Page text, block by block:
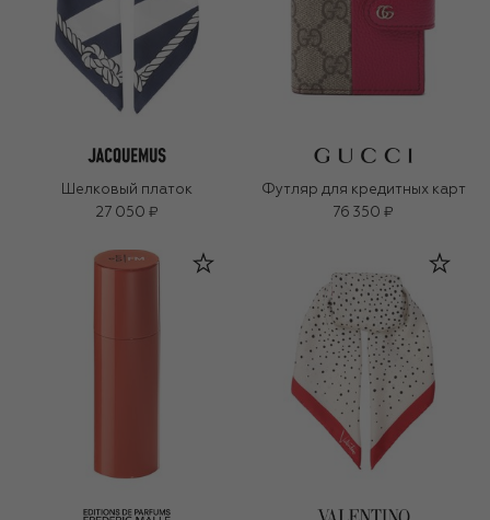
Шелковый платок
27 050 ₽
Футляр для кредитных карт
76 350 ₽